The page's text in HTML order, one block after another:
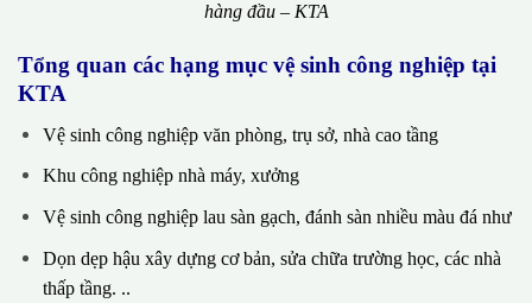
hàng đầu – KTA
Tổng quan các hạng mục vệ sinh công nghiệp tại
KTA
Vệ sinh công nghiệp văn phòng, trụ sở, nhà cao tầng
Khu công nghiệp nhà máy, xưởng
Vệ sinh công nghiệp lau sàn gạch, đánh sàn nhiều màu đá như
Dọn dẹp hậu xây dựng cơ bản, sửa chữa trường học, các nhà
thấp tầng. ..